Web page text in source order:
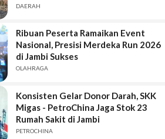
DAERAH
Ribuan Peserta Ramaikan Event
Nasional, Presisi Merdeka Run 2026
di Jambi Sukses
OLAHRAGA
Konsisten Gelar Donor Darah, SKK
Migas - PetroChina Jaga Stok 23
Rumah Sakit di Jambi
PETROCHINA